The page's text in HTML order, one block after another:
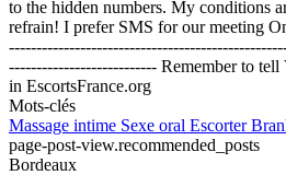
to the hidden numbers. My conditions
refrain! I prefer SMS for our meeting
--------------------------- Remember to
in EscortsFrance.org
Mots-clés
Massage intime Sexe oral Escorter
page-post-view.recommended_posts
Bordeaux